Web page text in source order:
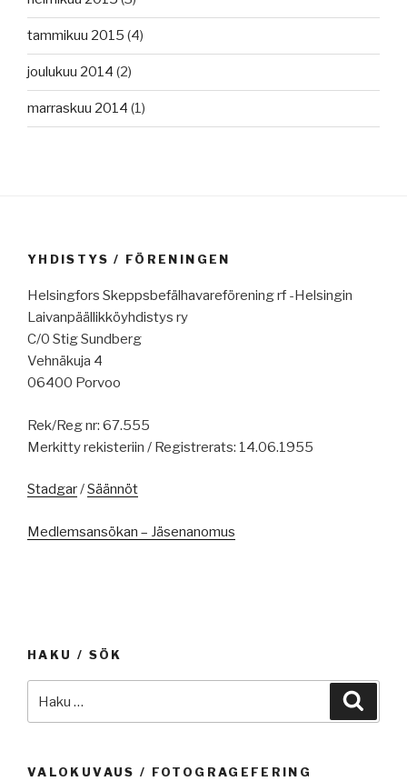
tammikuu 2015 (4)
joulukuu 2014 (2)
marraskuu 2014 (1)
YHDISTYS / FÖRENINGEN
Helsingfors Skeppsbefälhavareförening rf -Helsingin
Laivanpäällikköyhdistys ry
C/0 Stig Sundberg
Vehnäkuja 4
06400 Porvoo
Rek/Reg nr: 67.555
Merkitty rekisteriin / Registrerats: 14.06.1955
Stadgar/Säännöt
Medlemsansökan – Jäsenanomus
HAKU / SÖK
VALOKUVAUS / FOTOGRAGEFERING